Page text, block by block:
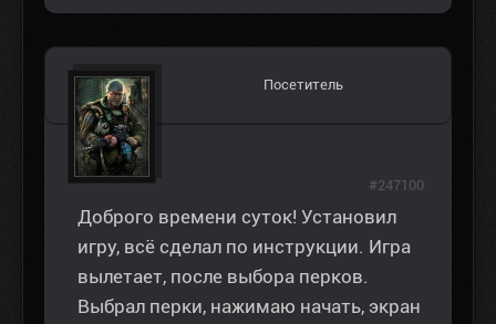
Посетитель
Доброго времени суток! Установил
игру, всё сделал по инструкции. Игра
вылетает, после выбора перков.
Выбрал перки, нажимаю начать, экран
#247100